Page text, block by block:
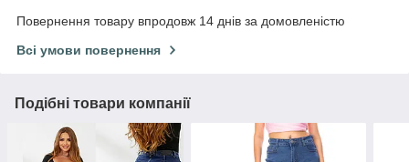
Повернення товару впродовж 14 днів за домовленістю
Всі умови повернення
Подібні товари компанії